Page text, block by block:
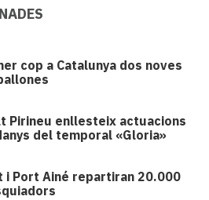
cop a Catalunya dos noves
Pirineu enllesteix actuacions
del temporal «Gloria»
i Port Ainé repartiran 20.000